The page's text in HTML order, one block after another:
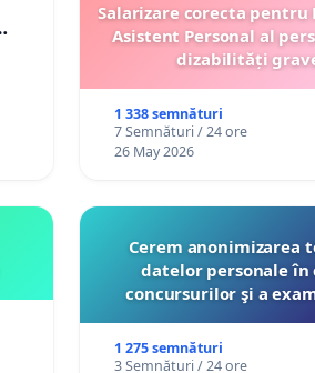
Salarizare corecta pentru
Asistent Personal al
dizabilități
1 338 semnături
7 Semnături / 24 ore
26 May 2026
Cerem anonimizarea
datelor personale în
concursurilor şi a
către Ministerul
1 275 semnături
3 Semnături / 24 ore